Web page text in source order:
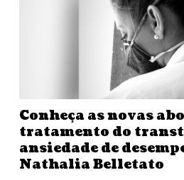
Conheça as novas
tratamento do
ansiedade de
Nathalia Belletato